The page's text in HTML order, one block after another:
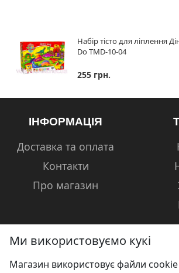
Набір тісто для ліплення
Do TMD-10-04
255 грн.
ІНФОРМАЦІЯ
Доставка та оплата
Контакти
Про магазин
Ми використовуємо кукі
Магазин використовує файли